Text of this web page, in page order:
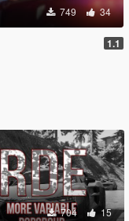
749 34
1.1
704 15